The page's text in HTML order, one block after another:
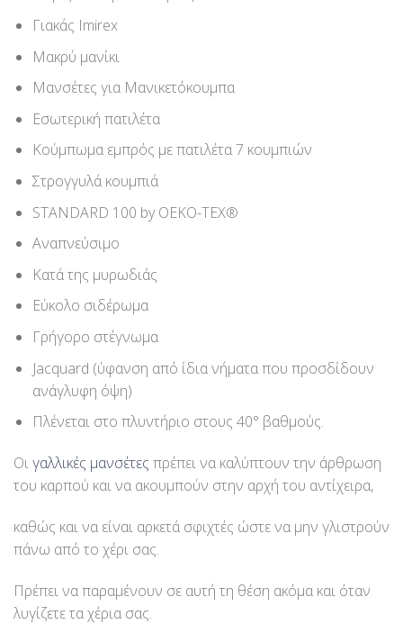
Γιακάς Imirex
Μακρύ μανίκι
Μανσέτες για Μανικετόκουμπα
Εσωτερική πατιλέτα
Κούμπωμα εμπρός με πατιλέτα 7 κουμπιών
Στρογγυλά κουμπιά
STANDARD 100 by OEKO-TEX®
Αναπνεύσιμο
Κατά της μυρωδιάς
Εύκολο σιδέρωμα
Γρήγορο στέγνωμα
Jacquard (ύφανση από ίδια νήματα που προσδίδουν
ανάγλυφη όψη)
Πλένεται στο πλυντήριο στους 40° βαθμούς.
Οιγαλλικές μανσέτες πρέπει να καλύπτουν την άρθρωση
του καρπού και να ακουμπούν στην αρχή του αντίχειρα,
καθώς και να είναι αρκετά σφιχτές ώστε να μην γλιστρούν
πάνω από το χέρι σας.
Πρέπει να παραμένουν σε αυτή τη θέση ακόμα και όταν
λυγίζετε τα χέρια σας.